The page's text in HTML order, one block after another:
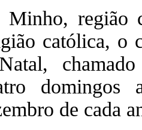
Minho, região
católica, o
de cada